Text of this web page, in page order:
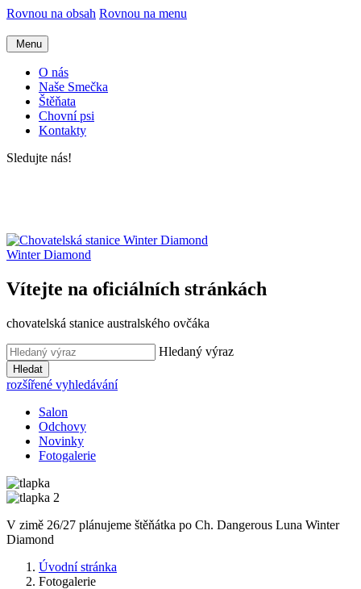
Rovnou na obsah Rovnou na menu
Menu
O nás
Naše Smečka
Štěňata
Chovní psi
Kontakty
Sledujte nás!
Winter Diamond
Vítejte na oficiálních stránkách
chovatelská stanice australského ovčáka
Hledaný výraz
Hledat
rozšířené vyhledávání
Salon
Odchovy
Novinky
Fotogalerie
V zimě 26/27 plánujeme štěňátka po Ch. Dangerous Luna Winter
Diamond
Úvodní stránka
Fotogalerie